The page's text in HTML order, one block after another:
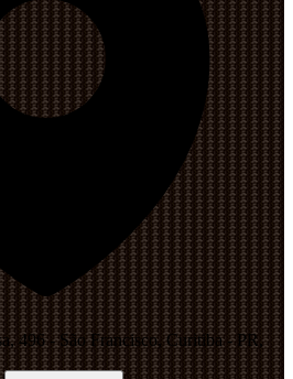
496 - São Francisco, Curitiba - PR,